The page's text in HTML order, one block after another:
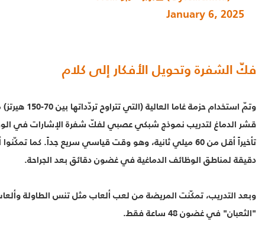
January 6, 2025
فكّ الشفرة وتحويل الأفكار إلى كلام
وتمّ استخدام حزمة
قشر الدماغ لتدريب نموذج شبكي عصبي لفكّ شفرة الإشارات في
تأخيراً أقل من 60 ميلي ثانية، وهو وقت قياسي سريع جداً. كما
دقيقة لمناطق الوظائف الدماغية في غضون دقائق بعد الجراحة.
وبعد التدريب، تمكّنت المريضة من لعب ألعاب مثل تنس الطاولة
"الثعبان" في غضون 48 ساعة فقط.